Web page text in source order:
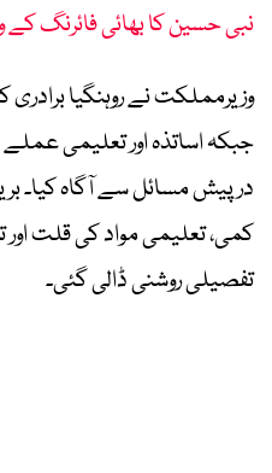
نبی حسین کا بھائی فائرنگ
وزیرمملکت نے روہنگیا
جبکہ اساتذہ اور تعلیمی عملے
درپیش مسائل سے آگاہ کیا۔
کمی، تعلیمی مواد کی قلت
تفصیلی روشنی ڈالی گئی۔